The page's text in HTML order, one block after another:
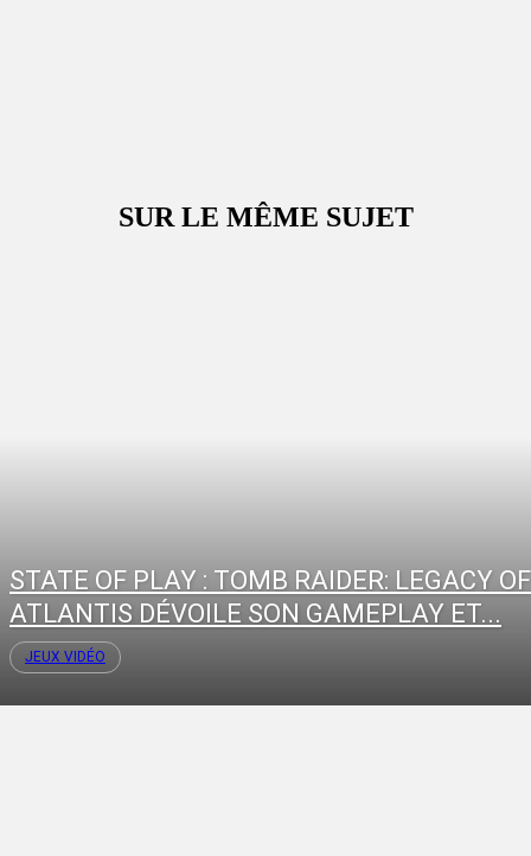
SUR LE MÊME SUJET
STATE OF PLAY : TOMB RAIDER: LEGACY OF
ATLANTIS DÉVOILE SON GAMEPLAY ET...
JEUX VIDÉO